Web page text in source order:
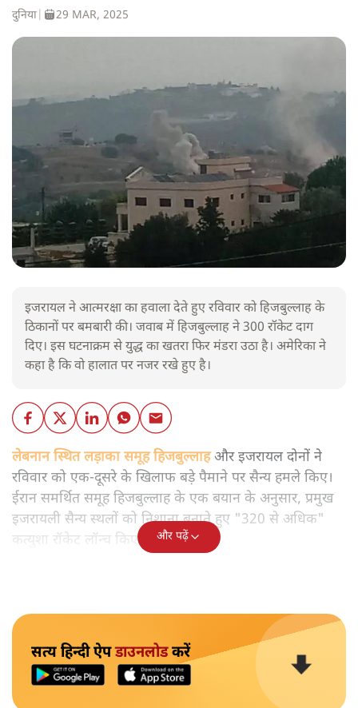
दुनिया 29 MAR, 2025
इजरायल ने आत्मरक्षा का हवाला देते हुए रविवार को हिजबुल्लाह के
ठिकानों पर बमबारी की। जवाब में हिजबुल्लाह ने 300 रॉकेट दाग
दिए। इस घटनाक्रम से युद्ध का खतरा फिर मंडरा उठा है। अमेरिका ने
कहा है कि वो हालात पर नजर रखे हुए है।
लेबनान स्थित लड़ाका समूह हिजबुल्लाह और इजरायल दोनों ने
रविवार को एक-दूसरे के खिलाफ बड़े पैमाने पर सैन्य हमले किए।
ईरान समर्थित समूह हिजबुल्लाह के एक बयान के अनुसार, प्रमुख
इजरायली सैन्य स्थलों को निशाना बनाते हुए "320 से अधिक"
कत्युशा रॉकेट लॉन्च किए गए।और पढ़ें
सत्य हिन्दी ऐपडाउनलोडकरें